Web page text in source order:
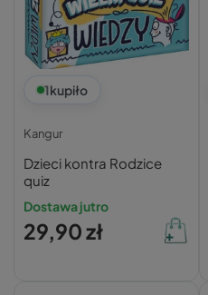
1kupiło
Kangur
Dzieci kontra Rodzice
quiz
Dostawa jutro
29,90 zł